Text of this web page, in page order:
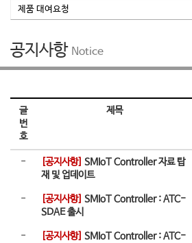
제품 대여요청
공지사항 Notice
글
번
호
제목
- [공지사항] SMIoT Controller 자료 탑
재 및 업데이트
- [공지사항] SMIoT Controller : ATC-
SDAE 출시
- [공지사항] SMIoT Controller : ATC-